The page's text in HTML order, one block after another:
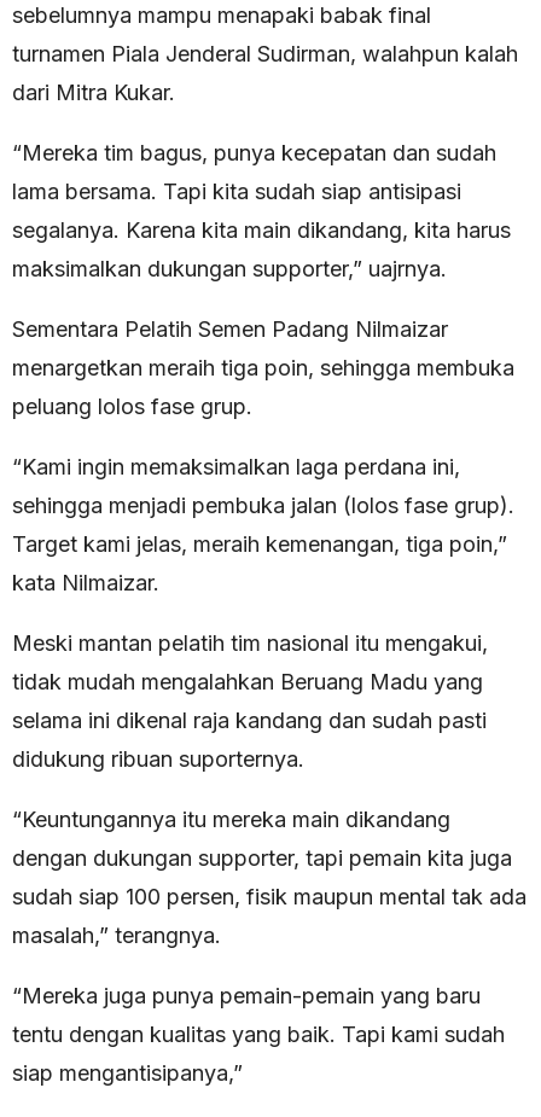
sebelumnya mampu menapaki babak final
turnamen Piala Jenderal Sudirman, walahpun kalah
dari Mitra Kukar.
“Mereka tim bagus, punya kecepatan dan sudah
lama bersama. Tapi kita sudah siap antisipasi
segalanya. Karena kita main dikandang, kita harus
maksimalkan dukungan supporter,” uajrnya.
Sementara Pelatih Semen Padang Nilmaizar
menargetkan meraih tiga poin, sehingga membuka
peluang lolos fase grup.
“Kami ingin memaksimalkan laga perdana ini,
sehingga menjadi pembuka jalan (lolos fase grup).
Target kami jelas, meraih kemenangan, tiga poin,”
kata Nilmaizar.
Meski mantan pelatih tim nasional itu mengakui,
tidak mudah mengalahkan Beruang Madu yang
selama ini dikenal raja kandang dan sudah pasti
didukung ribuan suporternya.
“Keuntungannya itu mereka main dikandang
dengan dukungan supporter, tapi pemain kita juga
sudah siap 100 persen, fisik maupun mental tak ada
masalah,” terangnya.
“Mereka juga punya pemain-pemain yang baru
tentu dengan kualitas yang baik. Tapi kami sudah
siap mengantisipanya,”